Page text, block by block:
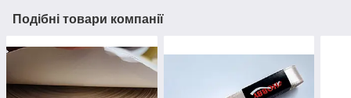
Подібні товари компанії